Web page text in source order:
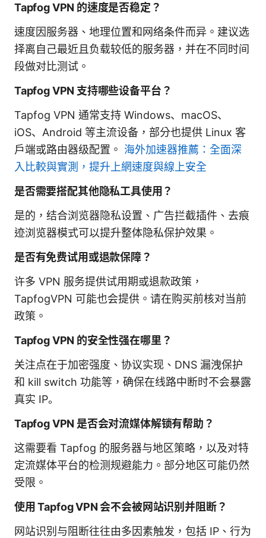
Tapfog VPN 的速度是否稳定？
速度因服务器、地理位置和网络条件而异。建议选
择离自己最近且负载较低的服务器，并在不同时间
段做对比测试。
Tapfog VPN 支持哪些设备平台？
Tapfog VPN 通常支持 Windows、macOS、
iOS、Android 等主流设备，部分也提供 Linux 客
户端或路由器级配置。 海外加速器推薦：全面深
入比較與實測，提升上網速度與線上安全
是否需要搭配其他隐私工具使用？
是的，结合浏览器隐私设置、广告拦截插件、去痕
迹浏览器模式可以提升整体隐私保护效果。
是否有免费试用或退款保障？
许多 VPN 服务提供试用期或退款政策，
TapfogVPN 可能也会提供。请在购买前核对当前
政策。
Tapfog VPN 的安全性强在哪里？
关注点在于加密强度、协议实现、DNS 漏洩保护
和 kill switch 功能等，确保在线路中断时不会暴露
真实 IP。
Tapfog VPN 是否会对流媒体解锁有帮助？
这需要看 Tapfog 的服务器与地区策略，以及对特
定流媒体平台的检测规避能力。部分地区可能仍然
受限。
使用 Tapfog VPN 会不会被网站识别并阻断？
网站识别与阻断往往由多因素触发，包括 IP、行为